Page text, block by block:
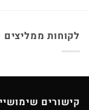
לקוחות ממליצים
קישורים